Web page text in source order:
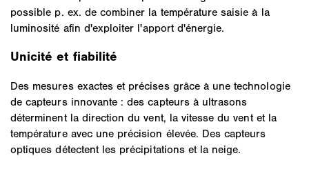
possible p. ex. de combiner la température saisie à la
luminosité afin d'exploiter l'apport d'énergie.
Unicité et fiabilité
Des mesures exactes et précises grâce à une technologie
de capteurs innovante : des capteurs à ultrasons
déterminent la direction du vent, la vitesse du vent et la
température avec une précision élevée. Des capteurs
optiques détectent les précipitations et la neige.